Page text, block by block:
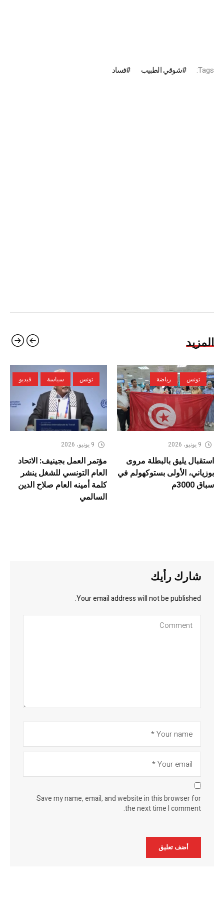
Tags: شوقي الطبيب فساد
المزيد
تونس رياضة
9 يونيو، 2026
استقبال يليق بالبطلة مروى
بوزياني، الأولى بستوكهولم في
سباق 3000م
تونس سياسة فيديو
9 يونيو، 2026
مؤتمر العمل بجينيف: الاتحاد
العام التونسي للشغل ينشر
كلمة أمينه العام صلاح الدين
السالمي
شارك رأيك
Your email address will not be published.
Save my name, email, and website in this browser for
the next time I comment.